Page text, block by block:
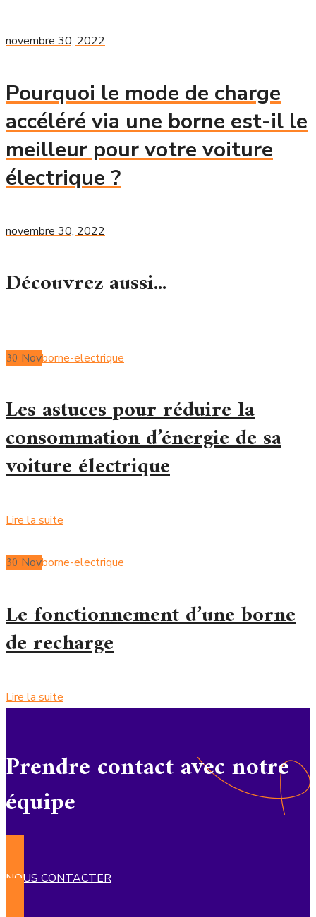
novembre 30, 2022
Pourquoi le mode de charge
accéléré via une borne est-il le
meilleur pour votre voiture
électrique ?
novembre 30, 2022
Découvrez aussi...
30 Novborne-electrique
Les astuces pour réduire la
consommation d’énergie de sa
voiture électrique
Lire la suite
30 Novborne-electrique
Le fonctionnement d’une borne
de recharge
Lire la suite
Prendre contact avec notre
équipe
NOUS CONTACTER